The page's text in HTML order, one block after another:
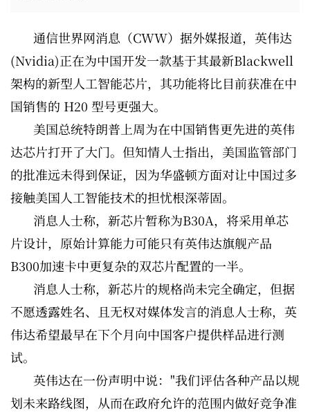
通信世界网消息（CWW）据外媒报道，英伟达
(Nvidia)正在为中国开发一款基于其最新Blackwell
架构的新型人工智能芯片，其功能将比目前获准在中
国销售的 H20 型号更强大。
美国总统特朗普上周为在中国销售更先进的英伟
达芯片打开了大门。但知情人士指出，美国监管部门
的批准远未得到保证，因为华盛顿方面对让中国过多
接触美国人工智能技术的担忧根深蒂固。
消息人士称，新芯片暂称为B30A，将采用单芯
片设计，原始计算能力可能只有英伟达旗舰产品
B300加速卡中更复杂的双芯片配置的一半。
消息人士称，新芯片的规格尚未完全确定，但据
不愿透露姓名、且无权对媒体发言的消息人士称，英
伟达希望最早在下个月向中国客户提供样品进行测
试。
英伟达在一份声明中说："我们评估各种产品以规
划未来路线图，从而在政府允许的范围内做好竞争准